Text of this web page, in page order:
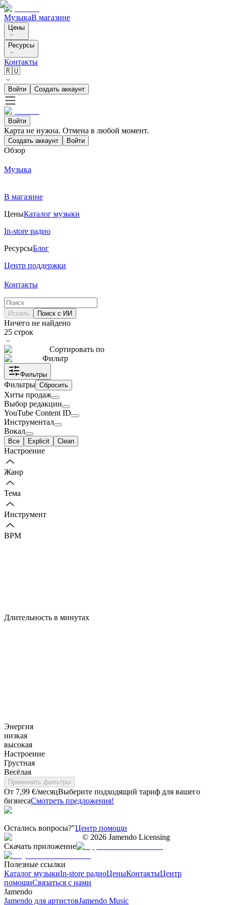
МузыкаВ магазине
Цены
Ресурсы
Контакты
🇷🇺
Войти Создать аккаунт
Войти
Карта не нужна. Отмена в любой момент.
Создать аккаунт Войти
Обзор
Музыка
В магазине
ЦеныКаталог музыки
In-store радио
РесурсыБлог
Центр поддержки
Контакты
Искать Поиск с ИИ
Ничего не найдено
25 строк
Сортировать по
Фильтр
Фильтры
Фильтры Сбросить
Хиты продаж
Выбор редакции
YouTube Content ID
Инструментал
Вокал
Все Explicit Clean
Настроение
Жанр
Тема
Инструмент
BPM
Длительность в минутах
Энергия
низкая
высокая
Настроение
Грустная
Весёлая
Применить фильтры
От 7,99 €/месяцВыберите подходящий тариф для вашего
бизнесаСмотреть предложения!
Остались вопросы?"Центр помощи
© 2026 Jamendo Licensing
Скачать приложение
Полезные ссылки
Каталог музыкиIn-store радиоЦеныКонтактыЦентр
помощиСвязаться с нами
Jamendo
Jamendo для артистовJamendo Music